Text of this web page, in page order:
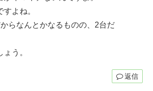
よね。
らなんとかなるものの、2台だ
う。
返信